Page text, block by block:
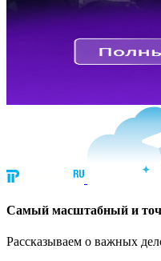
Cамый масштабный и
Рассказываем о важных